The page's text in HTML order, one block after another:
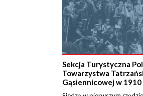
Sekcja Turystyczna
Towarzystwa
Gąsiennicowej w 1910